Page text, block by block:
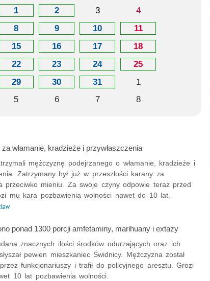
1 2 3
4
8 9 10
11
15 16 17
18
22 23 24
25
29 30 31
1
5 6 7 8
włamanie, kradzieże i przywłaszczenia
mężczyznę podejrzanego o włamanie, kradzieże i
Zatrzymany był już w przeszłości karany za
przeciwko mieniu. Za swoje czyny odpowie teraz przed
mu kara pozbawienia wolności nawet do 10 lat.
ponad 1300 porcji amfetaminy, marihuany i extazy
znacznych ilości środków odurzających oraz ich
pewien mieszkaniec Świdnicy. Mężczyzna został
funkcjonariuszy i trafił do policyjnego aresztu. Grozi
10 lat pozbawienia wolności.